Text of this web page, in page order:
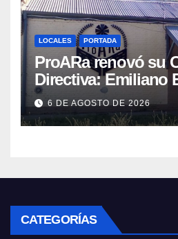
LOCALES PORTADA
ProARa renovó su
Directiva: Emiliano
el nuevo
6 DE AGOSTO DE 2026
CATEGORÍAS